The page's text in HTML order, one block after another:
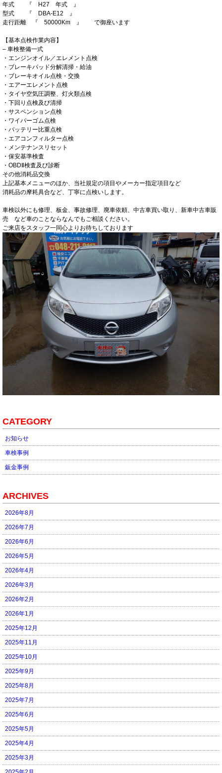
年式 『 H27 年式 』
型式 『 DBA-E12 』
走行距離 『 50000Km 』 で御座います
【基本点検作業内容】
– 車検整備一式
・エンジンオイル／エレメント点検
・ブレーキパッド分解清掃・給油
・ブレーキオイル点検・交換
・エアーエレメント点検
・タイヤ空気圧調整、灯火類点検
・下回り点検及び清掃
・サスペンション点検
・ワイパーゴム点検
・バッテリー比重点検
・エアコンフィルター点検
・メンテナンスリセット
・保安基準検査
・OBDⅡ検査及び診断
その他消耗品交換
上記基本メニューのほか、当社規定の項目やメーカー指定項目など
消耗品の摩耗具合など、丁寧に点検いします。
車検以外にも修理、板金、事故修理、廃車依頼、中古車買い取り、新車中古車販
売 など車のことならなんでもご相談ください。
ご来店をスタッフ一同心よりお待ちしております
CATEGORY
お知らせ
車検事例
鈑金事例
ARCHIVES
2026年8月
2026年7月
2026年6月
2026年5月
2026年4月
2026年3月
2026年2月
2026年1月
2025年12月
2025年11月
2025年10月
2025年9月
2025年8月
2025年7月
2025年6月
2025年5月
2025年4月
2025年3月